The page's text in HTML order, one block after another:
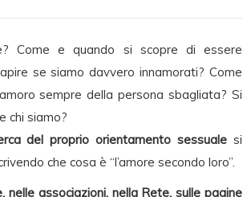
Come e quando si scopre di essere
se siamo davvero innamorati? Come
sempre della persona sbagliata? Si
chi siamo?
del proprio orientamento sessuale si
che cosa è “l’amore secondo loro”.
nelle associazioni, nella Rete, sulle pagine